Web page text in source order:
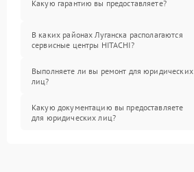
Какую гарантию вы предоставляете?
В каких районах Луганска располагаются
сервисные центры HITACHI?
Выполняете ли вы ремонт для юридических
лиц?
Какую документацию вы предоставляете
для юридических лиц?